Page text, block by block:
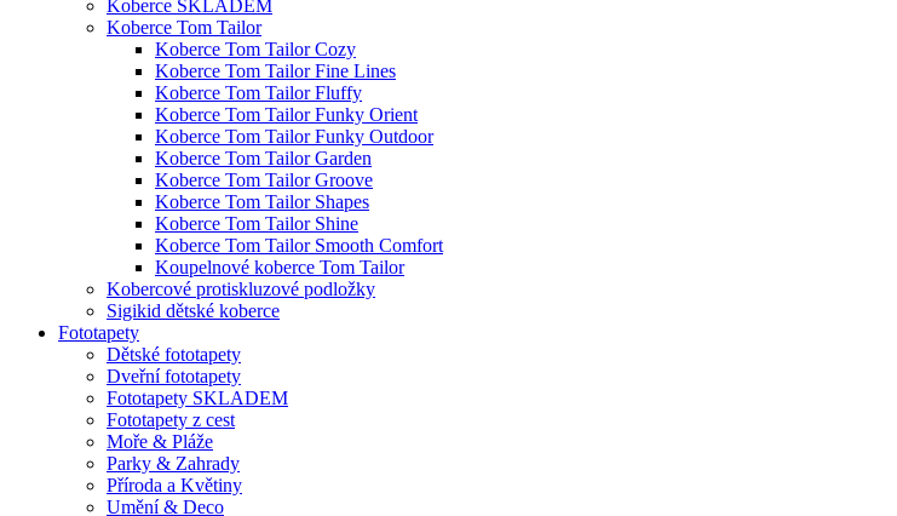
Koberce SKLADEM
Koberce Tom Tailor
Koberce Tom Tailor Cozy
Koberce Tom Tailor Fine Lines
Koberce Tom Tailor Fluffy
Koberce Tom Tailor Funky Orient
Koberce Tom Tailor Funky Outdoor
Koberce Tom Tailor Garden
Koberce Tom Tailor Groove
Koberce Tom Tailor Shapes
Koberce Tom Tailor Shine
Koberce Tom Tailor Smooth Comfort
Koupelnové koberce Tom Tailor
Kobercové protiskluzové podložky
Sigikid dětské koberce
Fototapety
Dětské fototapety
Dveřní fototapety
Fototapety SKLADEM
Fototapety z cest
Moře & Pláže
Parky & Zahrady
Příroda a Květiny
Umění & Deco